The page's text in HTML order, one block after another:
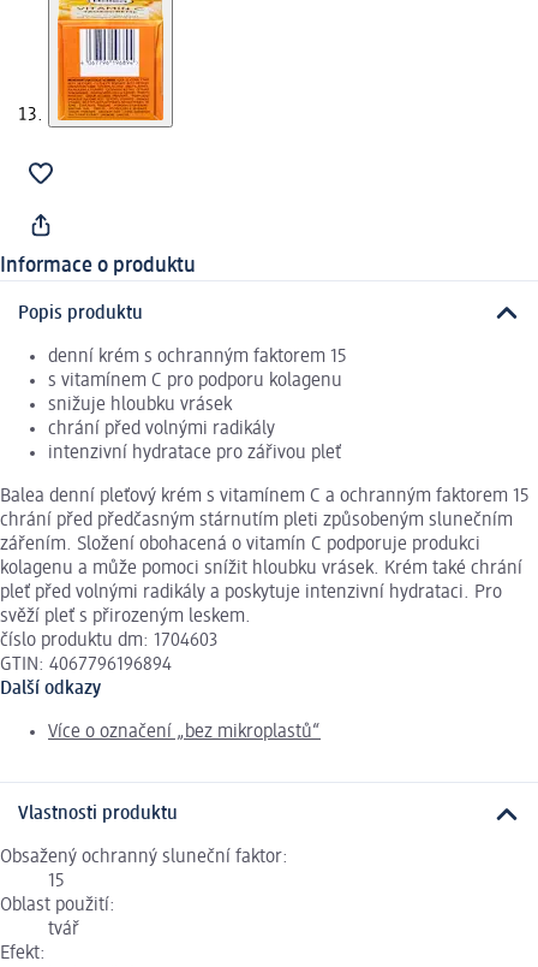
Informace o produktu
Popis produktu
denní krém s ochranným faktorem 15
s vitamínem C pro podporu kolagenu
snižuje hloubku vrásek
chrání před volnými radikály
intenzivní hydratace pro zářivou pleť
Balea denní pleťový krém s vitamínem C a ochranným faktorem 15
chrání před předčasným stárnutím pleti způsobeným slunečním
zářením. Složení obohacená o vitamín C podporuje produkci
kolagenu a může pomoci snížit hloubku vrásek. Krém také chrání
pleť před volnými radikály a poskytuje intenzivní hydrataci. Pro
svěží pleť s přirozeným leskem.
číslo produktu dm: 1704603
GTIN: 4067796196894
Další odkazy
Více o označení „bez mikroplastů“
Vlastnosti produktu
Obsažený ochranný sluneční faktor:
15
Oblast použití:
tvář
Efekt: